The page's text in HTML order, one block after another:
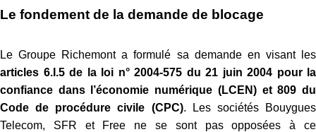
Le fondement de la demande de blocage
Le Groupe Richemont a formulé sa demande en visant les
articles 6.I.5 de la loi n° 2004-575 du 21 juin 2004 pour la
confiance dans l’économie numérique (LCEN) et 809 du
Code de procédure civile (CPC). Les sociétés Bouygues
Telecom, SFR et Free ne se sont pas opposées à ce